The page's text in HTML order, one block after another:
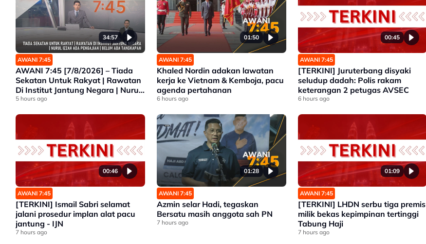
34:57
AWANI 7:45
AWANI 7:45 [7/8/2026] – Tiada
Sekatan Untuk Rakyat | Rawatan
Di Institut Jantung Negara | Nurul
Izzah Ada Pengajian | Belum Ada
5 hours ago
01:50
AWANI 7:45
Khaled Nordin adakan lawatan
kerja ke Vietnam & Kemboja, pacu
agenda pertahanan
6 hours ago
00:45
AWANI 7:45
[TERKINI] Juruterbang disyaki
seludup dadah: Polis rakam
keterangan 2 petugas AVSEC
6 hours ago
00:46
AWANI 7:45
[TERKINI] Ismail Sabri selamat
jalani prosedur implan alat pacu
jantung - IJN
7 hours ago
01:28
AWANI 7:45
Azmin selar Hadi, tegaskan
Bersatu masih anggota sah PN
7 hours ago
01:09
AWANI 7:45
[TERKINI] LHDN serbu tiga premis
milik bekas kepimpinan tertinggi
Tabung Haji
7 hours ago